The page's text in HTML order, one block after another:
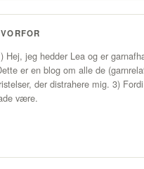
Hej, jeg hedder Lea og er
er en blog om alle de
der distrahere mig. 3)
være.